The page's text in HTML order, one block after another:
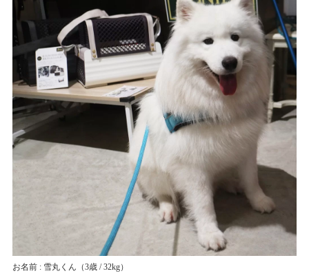
お名前 : 雪丸くん （3歳 / 32kg）